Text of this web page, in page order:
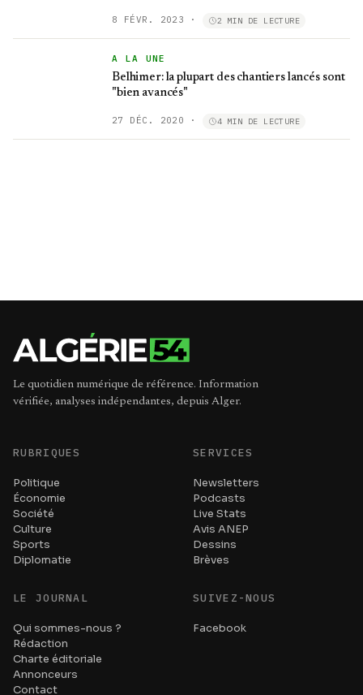
8 FÉVR. 2023 · 2 MIN DE LECTURE
A LA UNE
Belhimer: la plupart des chantiers lancés sont
"bien avancés"
27 DÉC. 2020 · 4 MIN DE LECTURE
Le quotidien numérique de référence. Information
vérifiée, analyses indépendantes, depuis Alger.
RUBRIQUES
Politique
Économie
Société
Culture
Sports
Diplomatie
SERVICES
Newsletters
Podcasts
Live Stats
Avis ANEP
Dessins
Brèves
LE JOURNAL
Qui sommes-nous ?
Rédaction
Charte éditoriale
Annonceurs
Contact
SUIVEZ-NOUS
Facebook